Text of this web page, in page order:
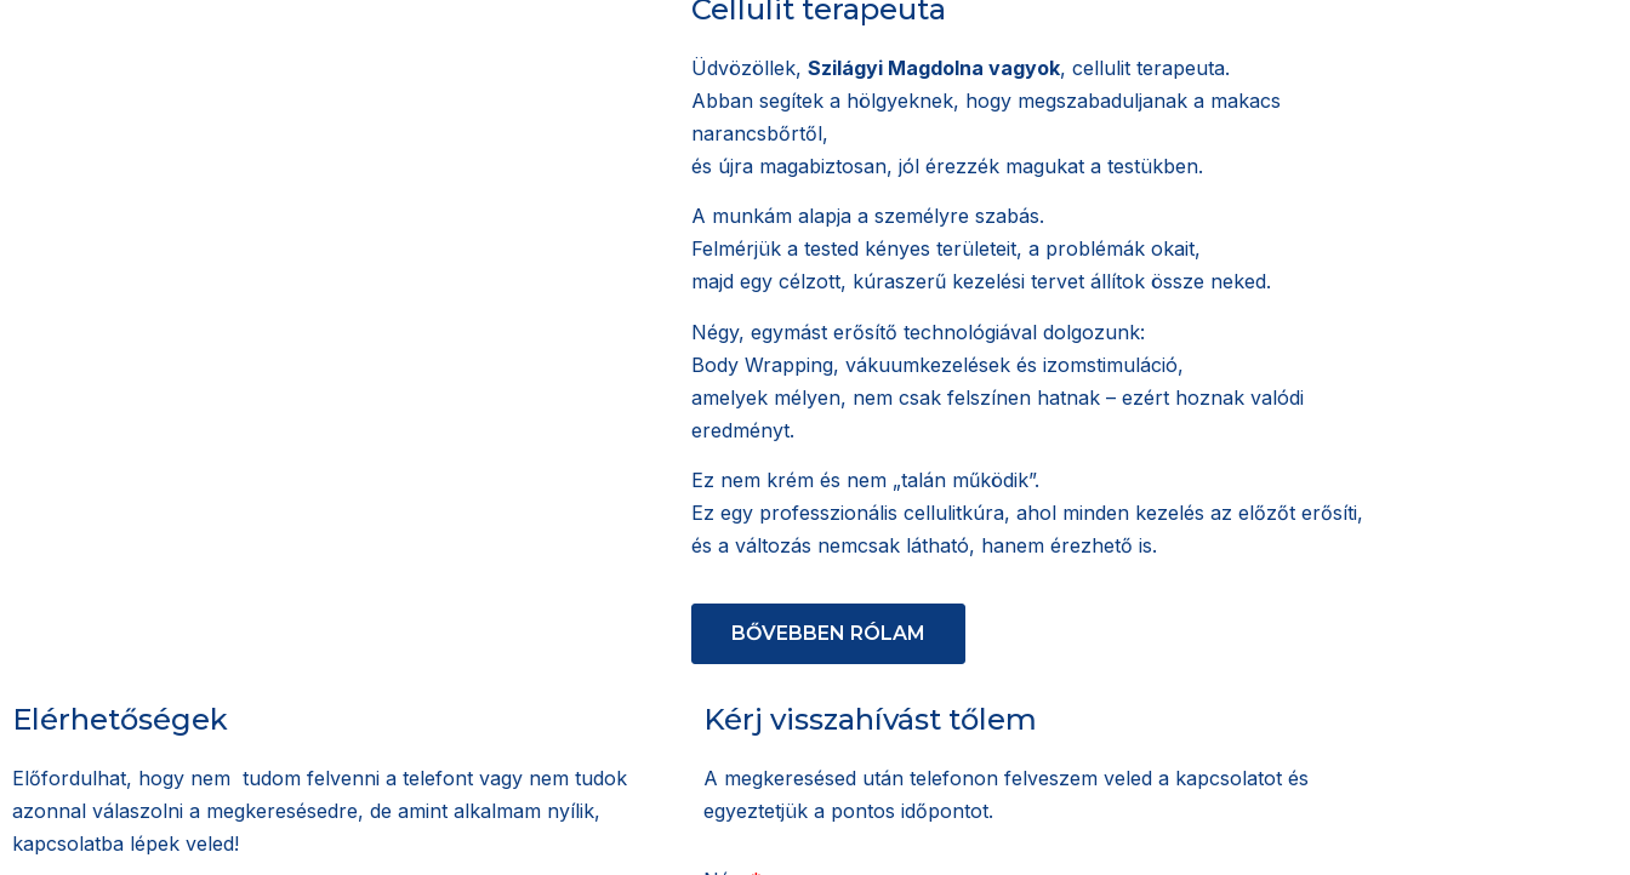
Cellulit terapeuta
Üdvözöllek, Szilágyi Magdolna vagyok, cellulit terapeuta.
Abban segítek a hölgyeknek, hogy megszabaduljanak a makacs
narancsbőrtől,
és újra magabiztosan, jól érezzék magukat a testükben.
A munkám alapja a személyre szabás.
Felmérjük a tested kényes területeit, a problémák okait,
majd egy célzott, kúraszerű kezelési tervet állítok össze neked.
Négy, egymást erősítő technológiával dolgozunk:
Body Wrapping, vákuumkezelések és izomstimuláció,
amelyek mélyen, nem csak felszínen hatnak – ezért hoznak valódi
eredményt.
Ez nem krém és nem „talán működik”.
Ez egy professzionális cellulitkúra, ahol minden kezelés az előzőt erősíti,
és a változás nemcsak látható, hanem érezhető is.
BŐVEBBEN RÓLAM
Elérhetőségek
Előfordulhat, hogy nem tudom felvenni a telefont vagy nem tudok
azonnal válaszolni a megkeresésedre, de amint alkalmam nyílik,
kapcsolatba lépek veled!
Kérj visszahívást tőlem
A megkeresésed után telefonon felveszem veled a kapcsolatot és
egyeztetjük a pontos időpontot.